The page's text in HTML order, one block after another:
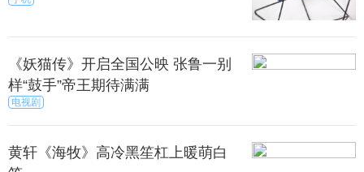
《妖猫传》开启全国公映 张鲁一别
样“鼓手”帝王期待满满
电视剧
黄轩《海牧》高冷黑笙杠上暖萌白